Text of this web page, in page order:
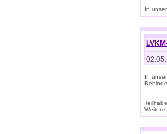
In
In
Teilhabe
Weitere